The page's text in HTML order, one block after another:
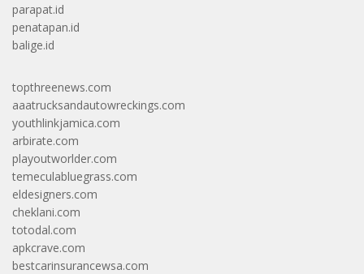
parapat.id
penatapan.id
balige.id
topthreenews.com
aaatrucksandautowreckings.com
youthlinkjamica.com
arbirate.com
playoutworlder.com
temeculabluegrass.com
eldesigners.com
cheklani.com
totodal.com
apkcrave.com
bestcarinsurancewsa.com